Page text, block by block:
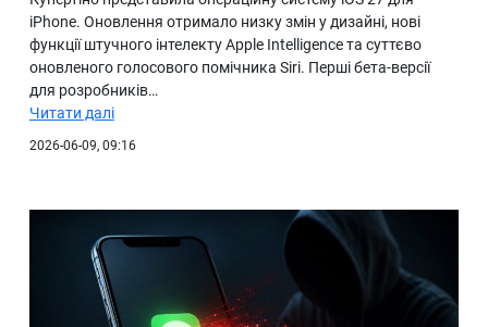
iPhone. Оновлення отримало низку змін у дизайні, нові
функції штучного інтелекту Apple Intelligence та суттєво
оновленого голосового помічника Siri. Перші бета-версії
для розробників…
Читати далі
2026-06-09, 09:16